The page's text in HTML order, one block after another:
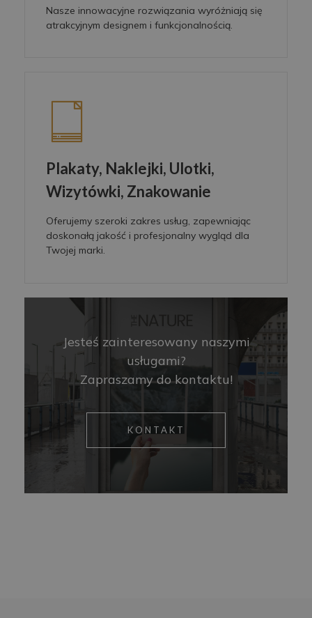
Nasze innowacyjne rozwiązania wyróżniają się
atrakcyjnym designem i funkcjonalnością.
Plakaty, Naklejki, Ulotki,
Wizytówki, Znakowanie
Oferujemy szeroki zakres usług, zapewniając
doskonałą jakość i profesjonalny wygląd dla
Twojej marki.
Jesteś zainteresowany naszymi
usługami?
Zapraszamy do kontaktu!
KONTAKT